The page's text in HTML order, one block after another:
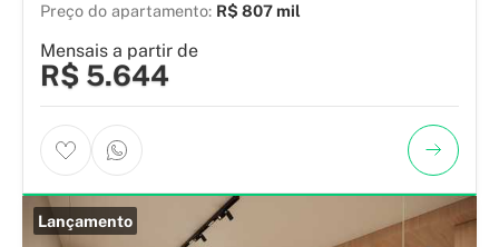
Preço do apartamento: R$ 807 mil
Mensais a partir de
R$ 5.644
Lançamento